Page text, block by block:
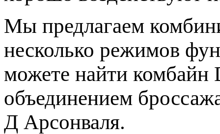
Мы предлагаем
несколько режимов
можете найти комбайн
объединением
Д Арсонваля.